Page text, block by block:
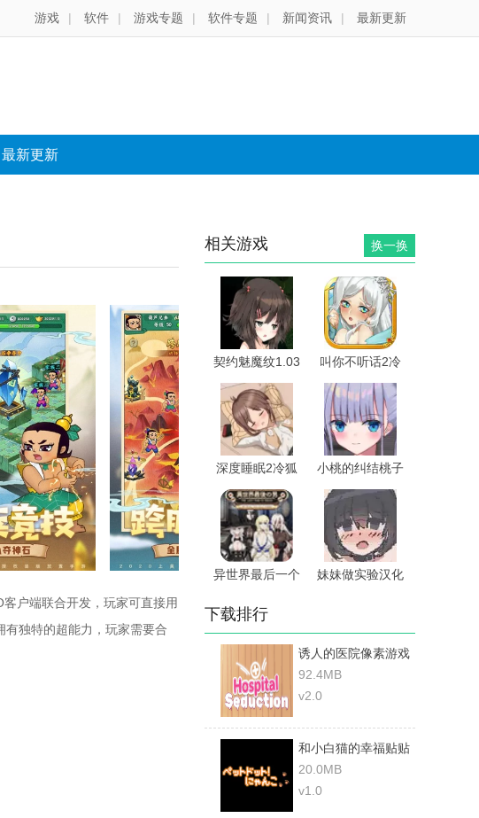
游戏 | 软件 | 游戏专题 | 软件专题 | 新闻资讯 | 最新更新
最新更新
户端联合开发，玩家可直接用
独特的超能力，玩家需要合
换一换
相关游戏
契约魅魔纹1.03
汉化版
叫你不听话2冷
狐
深度睡眠2冷狐
版无病毒版
小桃的纠结桃子
移植安卓直装
异世界最后一个
妹妹做实验汉化
下载排行
诱人的医院像素游戏
2.0最新版本
92.4MB
v2.0
和小白猫的幸福贴贴
生活冷狐版
20.0MB
v1.0